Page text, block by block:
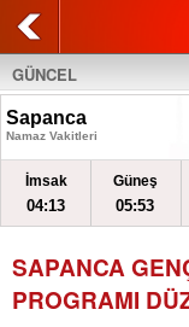
GÜNCEL
Sapanca
Namaz Vakitleri
İmsak
04:13
Güneş
05:53
SAPANCA
PROGRAMI